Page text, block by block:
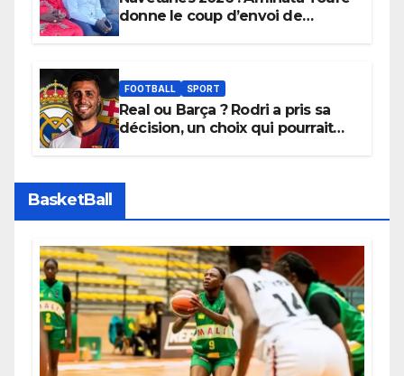
donne le coup d’envoi de
apaisées.
FOOTBALL SPORT
Real ou Barça ? Rodri a pris sa
décision, un choix qui pourrait
BasketBall